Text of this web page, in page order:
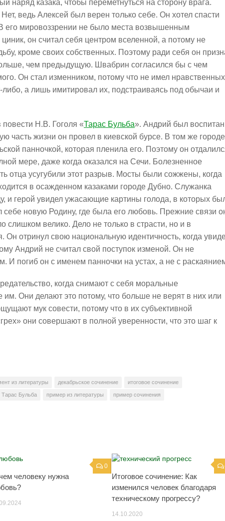
наряд казака, чтобы переметнуться на сторону врага.
ведь Алексей был верен только себе. Он хотел спасти
его мировоззрении не было места возвышенным
он считал себя центром вселенной, а потому не
кроме своих собственных. Поэтому ради себя он
чем предыдущую. Швабрин согласился бы с чем
Он стал изменником, потому что не имел нравственных
а лишь имитировал их, подстраиваясь под обычаи и
Н.В. Гоголя «Тарас Бульба». Андрий был воспитан
часть жизни он провел в киевской бурсе. В том же городе
панночкой, которая пленила его. Поэтому он
мере, даже когда оказался на Сечи. Болезненное
отца усугубили этот разрыв. Мосты были сожжены, когда
в осажденном казаками городе Дубно. Служанка
и герой увидел ужасающие картины голода, в которых
новую Родину, где была его любовь. Прежние связи
слишком велико. Дело не только в страсти, но и в
Он отринул свою национальную идентичность, когда
Андрий не считал свой поступок изменой. Он не
И погиб он с именем панночки на устах, а не с
когда снимают с себя моральные
им. Они делают это потому, что больше не верят в них или
мук совести, потому что в их субъективной
они совершают в полной уверенности, что это шаг к
из литературы декабрьское сочинение итоговое сочинение
Тарас Бульба пример из литературы пример сочинения
0
человеку нужна
Итоговое сочинение: Как
изменился человек благодаря
техническому прогрессу?
14.10.2020